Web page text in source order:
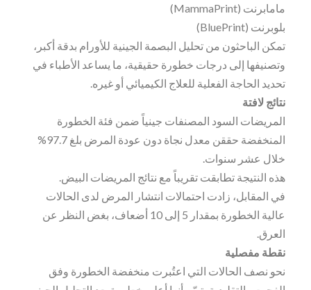
مامابرنت (MammaPrint)
بلوبرنت (BluePrint)
تمكن الباحثون من تحليل البصمة الجينية للأورام بدقة أكبر،
وتصنيفها إلى درجات خطورة حقيقية، ما يساعد الأطباء في
تحديد الحاجة الفعلية للعلاج الكيميائي أو غيره.
نتائج لافتة
المريضات السود المصنفات جينياً ضمن فئة الخطورة
المنخفضة حققن معدل نجاة دون عودة المرض بلغ 97.7%
خلال عشر سنوات.
هذه النتيجة تطابقت تقريباً مع نتائج المريضات البيض.
في المقابل، زادت احتمالات انتشار المرض لدى الحالات
عالية الخطورة بمقدار 5 إلى 10 أضعاف، بغض النظر عن
العرق.
نقطة مفصلية
نحو نصف الحالات التي اعتُبرت منخفضة الخطورة وفق